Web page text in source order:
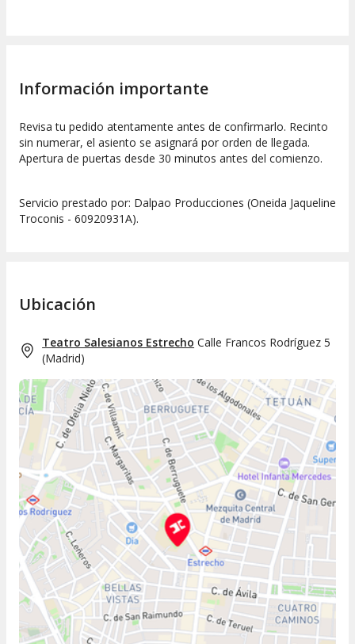
Información importante
Revisa tu pedido atentamente antes de confirmarlo. Recinto
sin numerar, el asiento se asignará por orden de llegada.
Apertura de puertas desde 30 minutos antes del comienzo.
Servicio prestado por: Dalpao Producciones (Oneida Jaqueline
Troconis - 60920931A).
Ubicación
Teatro Salesianos Estrecho Calle Francos Rodríguez 5
(Madrid)